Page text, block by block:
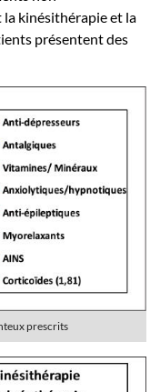
kinésithérapie et la
présentent des
prescrits